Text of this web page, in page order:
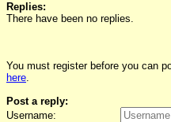
Replies:
There have been no replies.
You must register before you can
here.
Post a reply:
Username: